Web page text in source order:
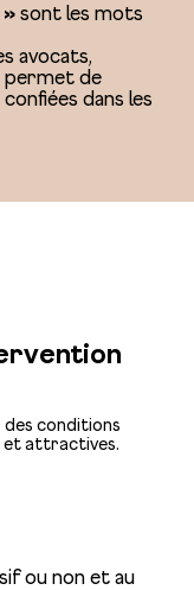
sont les mots
avocats,
permet de
dans les
des conditions
et attractives.
ou non et au